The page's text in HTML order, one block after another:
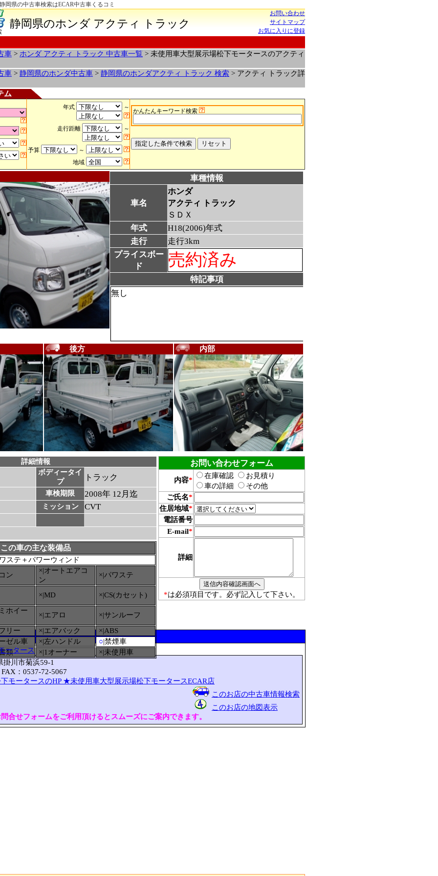
岡県の中古車検索はECAR中古車くるコミ
静岡県のホンダ アクティ トラック
お問い合わせ
サイトマップ
お気に入りに登録
車 > ホンダ アクティ トラック 中古車一覧 > 未使用車大型展示場松下モータースのアクティ
車 > 静岡県のホンダ中古車 > 静岡県のホンダアクティ トラック 検索 > アクティ トラック詳
ム
年式 ～
走行距離 ～
予算
～
地域
かんたんキーワード検索
車種情報
車名
ホンダ
アクティ トラック
ＳＤＸ
年式
H18(2006)年式
走行
走行3km
プライスボー
ド
売約済み
特記事項
無し
後方 内部
詳細情報
ボディータイ
プ
トラック
車検期限 2008年 12月迄
ミッション CVT
この車の主な装備品
ステ＋パワーウィンド
ン
×|オートエアコ
ン
×|パワステ
×|MD
×|CS(カセット)
ホイー
×|エアロ
×|サンルーフ
リー
×|エアバック
×|ABS
ゼル車
×|左ハンドル ○|禁煙車
類
×|1オーナー ×|未使用車
お問い合わせフォーム
内容*
在庫確認
お見積り
車の詳細
その他
ご氏名*
住居地域*
電話番号
E-mail*
詳細
*は必須項目です。必ず記入して下さい。
ータース
掛川市菊浜59-1
：0537-72-5067
モータースのHP ★未使用車大型展示場松下モータースECAR店
このお店の中古車情報検索
このお店の地図表示
合せフォームをご利用頂けるとスムーズにご案内できます。